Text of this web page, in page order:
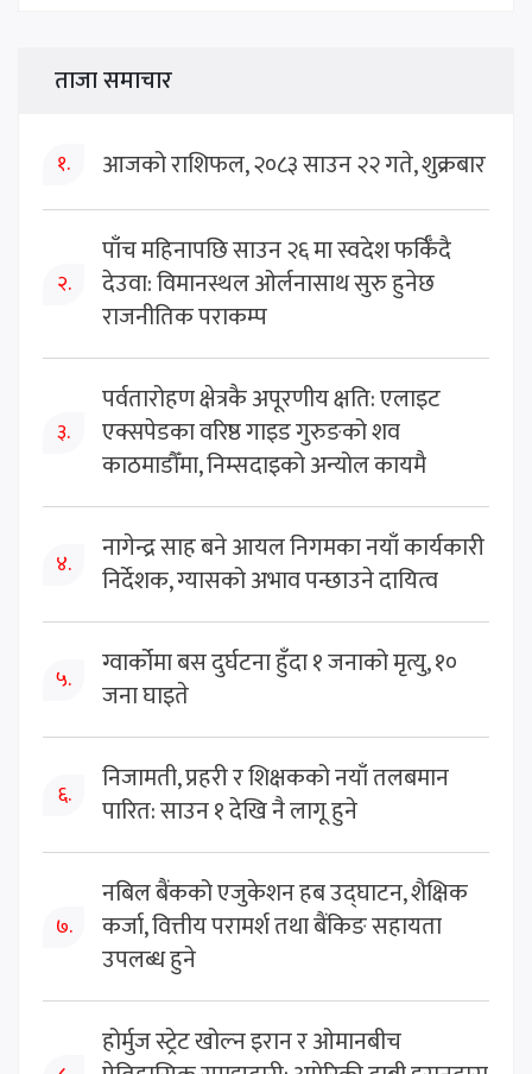
ताजा समाचार
१. आजको राशिफल, २०८३ साउन २२ गते, शुक्रबार
२.
पाँच महिनापछि साउन २६ मा स्वदेश फर्किँदै
देउवा: विमानस्थल ओर्लनासाथ सुरु हुनेछ
राजनीतिक पराकम्प
३.
पर्वतारोहण क्षेत्रकै अपूरणीय क्षति: एलाइट
एक्सपेडका वरिष्ठ गाइड गुरुङको शव
काठमाडौँमा, निम्सदाइको अन्योल कायमै
४.
नागेन्द्र साह बने आयल निगमका नयाँ कार्यकारी
निर्देशक, ग्यासको अभाव पन्छाउने दायित्व
५.
ग्वार्कोमा बस दुर्घटना हुँदा १ जनाको मृत्यु, १०
जना घाइते
६.
निजामती, प्रहरी र शिक्षकको नयाँ तलबमान
पारित: साउन १ देखि नै लागू हुने
७.
नबिल बैंकको एजुकेशन हब उद्घाटन, शैक्षिक
कर्जा, वित्तीय परामर्श तथा बैंकिङ सहायता
उपलब्ध हुने
होर्मुज स्ट्रेट खोल्न इरान र ओमानबीच